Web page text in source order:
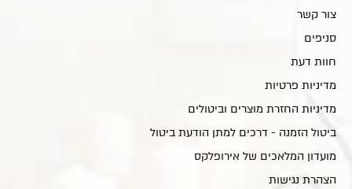
צור קשר
סניפים
חוות דעת
מדיניות פרטיות
מדיניות החזרת מוצרים וביטולים
ביטול הזמנה - דרכים למתן הודעת ביטול
מועדון המלאכים של אירופלקס
הצהרת נגישות